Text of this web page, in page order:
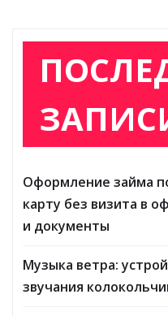
Оформление займа
карту без визита в
и документы
Музыка ветра:
звучания